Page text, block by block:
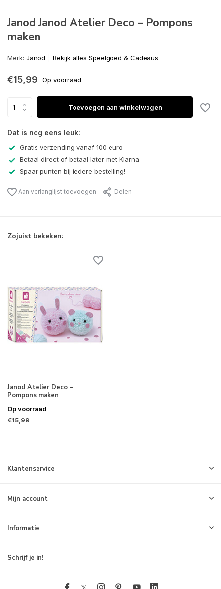
Janod Janod Atelier Deco – Pompons
maken
Merk: Janod Bekijk alles Speelgoed & Cadeaus
€15,99 Op voorraad
Toevoegen aan winkelwagen
Dat is nog eens leuk:
Gratis verzending vanaf 100 euro
Betaal direct of betaal later met Klarna
Spaar punten bij iedere bestelling!
Aan verlanglijst toevoegen Delen
Zojuist bekeken:
Janod Atelier Deco –
Pompons maken
Op voorraad
€15,99
Klantenservice
Mijn account
Informatie
Schrijf je in!